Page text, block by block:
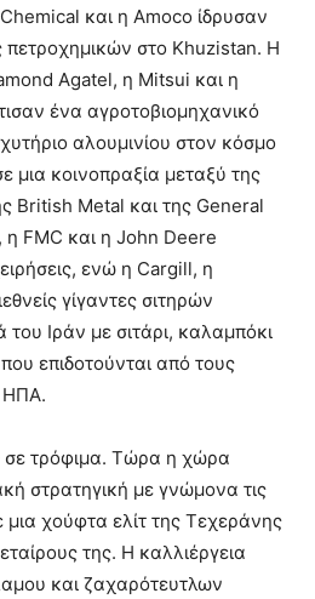
και η Amoco ίδρυσαν
πετροχημικών στο Khuzistan. Η
Agatel, η Mitsui και η
ένα αγροτοβιομηχανικό
αλουμινίου στον κόσμο
μια κοινοπραξία μεταξύ της
British Metal και της General
FMC και η John Deere
ενώ η Cargill, η
γίγαντες σιτηρών
Ιράν με σιτάρι, καλαμπόκι
επιδοτούνται από τους
ΗΠΑ.
σε τρόφιμα. Τώρα η χώρα
στρατηγική με γνώμονα τις
χούφτα ελίτ της Τεχεράνης
της. Η καλλιέργεια
και ζαχαρότευτλων